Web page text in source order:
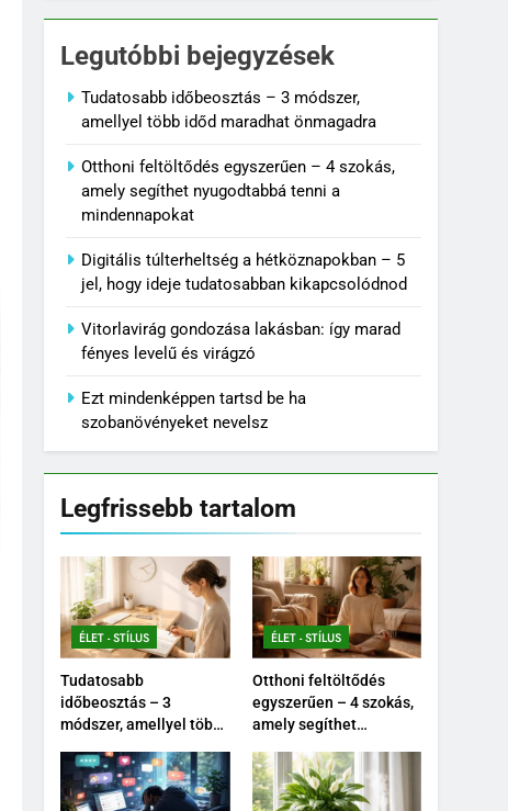
Legutóbbi bejegyzések
Tudatosabb időbeosztás – 3 módszer,
amellyel több időd maradhat önmagadra
Otthoni feltöltődés egyszerűen – 4 szokás,
amely segíthet nyugodtabbá tenni a
mindennapokat
Digitális túlterheltség a hétköznapokban – 5
jel, hogy ideje tudatosabban kikapcsolódnod
Vitorlavirág gondozása lakásban: így marad
fényes levelű és virágzó
Ezt mindenképpen tartsd be ha
szobanövényeket nevelsz
Legfrissebb tartalom
ÉLET - STÍLUS
Tudatosabb
időbeosztás – 3
módszer, amellyel több
önmagadra
ÉLET - STÍLUS
Otthoni feltöltődés
egyszerűen – 4 szokás,
amely segíthet
mindennapokat